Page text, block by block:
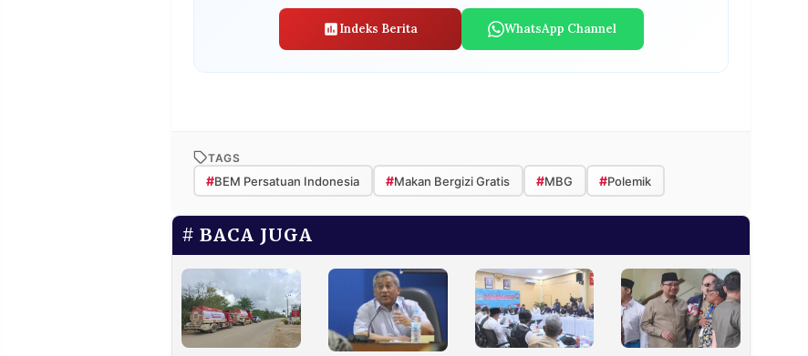
Indeks Berita WhatsApp Channel
TAGS
#BEM Persatuan Indonesia #Makan Bergizi Gratis #MBG #Polemik
BACA JUGA